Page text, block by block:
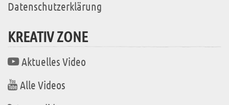
Datenschutzerklärung
KREATIV ZONE
Aktuelles Video
Alle Videos